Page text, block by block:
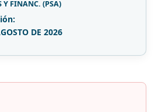
Y FINANC. (PSA)
DE 2026